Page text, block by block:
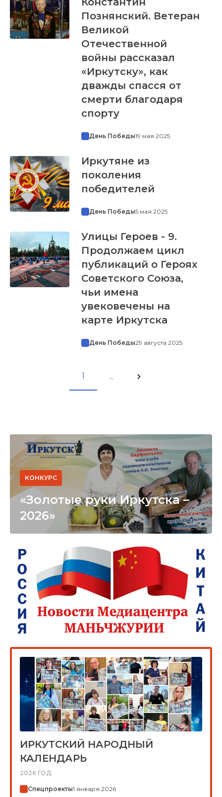
Познянский. Ветеран
Великой
Отечественной
войны рассказал
«Иркутску», как
дважды спасся от
смерти благодаря
спорту
День Победы19 мая 2025
Иркутяне из
поколения
победителей
День Победы5 мая 2025
Улицы Героев - 9.
Продолжаем цикл
публикаций о Героях
Советского Союза,
чьи имена
увековечены на
карте Иркутска
День Победы29 августа 2025
1 ...
КОНКУРС
«Золотые руки Иркутска –
2026»
ИРКУТСКИЙ НАРОДНЫЙ
КАЛЕНДАРЬ
2026 ГОД
Спецпроекты1 января 2026